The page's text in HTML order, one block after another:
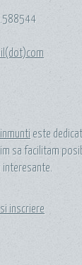
este
sa facilitam
inscriere